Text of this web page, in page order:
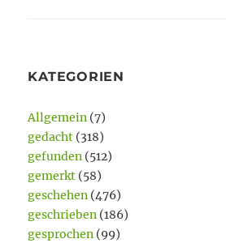
KATEGORIEN
Allgemein (7)
gedacht (318)
gefunden (512)
gemerkt (58)
geschehen (476)
geschrieben (186)
gesprochen (99)